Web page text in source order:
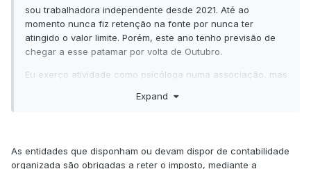
sou trabalhadora independente desde 2021. Até ao
momento nunca fiz retenção na fonte por nunca ter
atingido o valor limite. Porém, este ano tenho previsão de
chegar a esse patamar por volta de Outubro.
Eu exerço atividade como psicóloga numa associação, mas
diretamente ao psicólogo, não à associação, e por isso, os
Posto isto, a minha dúvida é a seguinte, tendo em conta
que os meus clientes não são empresas ou pessoas com
Expand
As entidades que disponham ou devam dispor de contabilidade
organizada são obrigadas a reter o imposto, mediante a